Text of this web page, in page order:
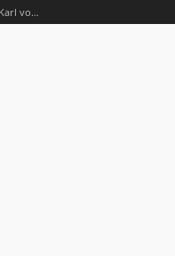
Rotteck, Karl von (1775-1840)